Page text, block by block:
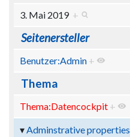
3. Mai 2019 +
Seitenersteller
Benutzer:Admin +
Thema
Thema:Datencockpit +
Adminstrative properties